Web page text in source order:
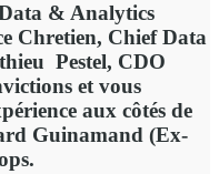
& Analytics
Chretien, Chief Data
Pestel, CDO
et vous
aux côtés de
Guinamand (Ex-